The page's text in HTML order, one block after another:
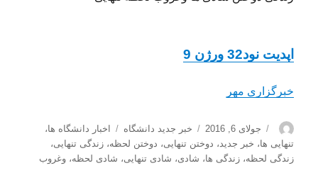
اپدیت نود32 ورژن 9
خبرگزاری مهر
نویسنده
ارسال
شده
در
جولای 6, 2016 دسته‌ها
خبر جدید دانشگاه برچسب‌ها
اخبار دانشگاه ها،
تنهایی ها، خبر جدید، دوختن تنهایی، دوختن لحظه،زندگی تنهایی،
زندگی لحظه،زندگی ها، شادی، شادی تنهایی، شادی لحظه،وغروب